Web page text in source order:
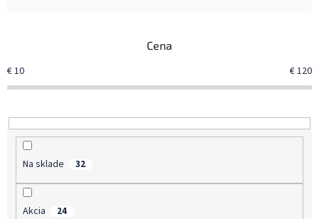
p
u
k
t
v
Cena
€10 €120
Na sklade 32
Akcia 24